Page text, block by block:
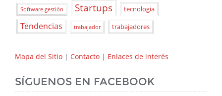
Software gestión Startups tecnologia
Tendencias trabajador trabajadores
Mapa del Sitio | Contacto | Enlaces de interés
SÍGUENOS EN FACEBOOK